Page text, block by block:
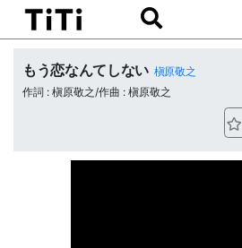
もう恋なんてしない 槇原敬之
作詞 : 槇原敬之/作曲 : 槇原敬之